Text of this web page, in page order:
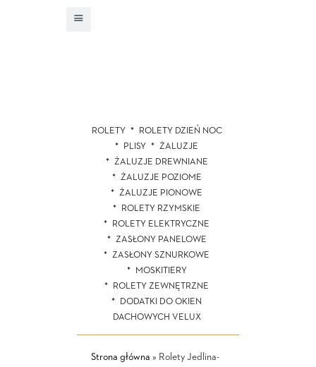
ROLETY
ROLETY DZIEŃ NOC
PLISY
ŻALUZJE
ŻALUZJE DREWNIANE
ŻALUZJE POZIOME
ŻALUZJE PIONOWE
ROLETY RZYMSKIE
ROLETY ELEKTRYCZNE
ZASŁONY PANELOWE
ZASŁONY SZNURKOWE
MOSKITIERY
ROLETY ZEWNĘTRZNE
DODATKI DO OKIEN
DACHOWYCH VELUX
Strona główna » Rolety Jedlina-